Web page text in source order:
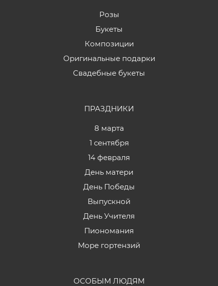
Розы
Букеты
Композиции
Оригинальные подарки
Свадебные букеты
ПРАЗДНИКИ
8 марта
1 сентября
14 февраля
День матери
День Победы
Выпускной
День Учителя
Пиономания
Море гортензий
ОСОБЫМ ЛЮДЯМ